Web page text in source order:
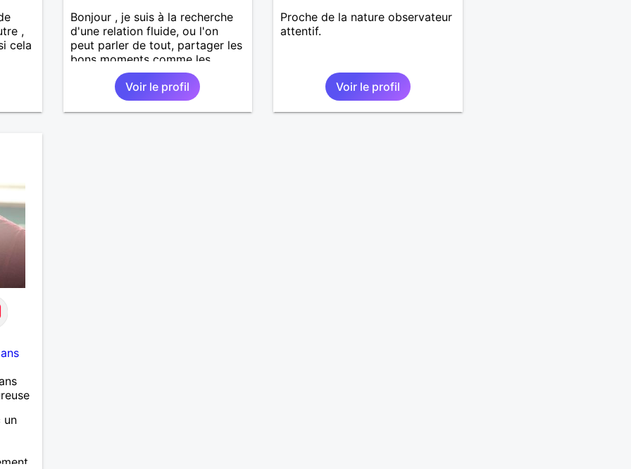
,
cela
Bonjour , je suis à la recherche
d'une relation fluide, ou l'on
peut parler de tout, partager les
bons moments comme les
mauvais, sortir partager des
loisirs etc.... . J'aspire une
relation sincère dans la
confiance .
Voir le profil
Proche de la nature observateur
attentif.
Voir le profil
un